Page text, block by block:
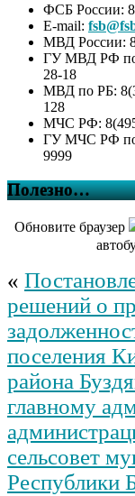
ФСБ России:
E-mail:
МВД России:
ГУ МВД РФ
28-18
МВД по РБ:
128
МЧС РФ:
ГУ МЧС РФ по
9999
Полезно…
Обновите браузер
«
решений о
поселения
района
главному
сельсовет
Республики